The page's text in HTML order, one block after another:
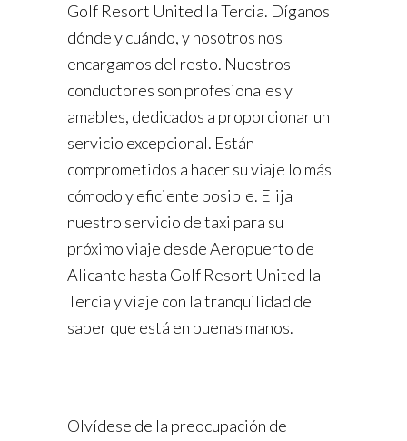
Golf Resort United la Tercia. Díganos
dónde y cuándo, y nosotros nos
encargamos del resto. Nuestros
conductores son profesionales y
amables, dedicados a proporcionar un
servicio excepcional. Están
comprometidos a hacer su viaje lo más
cómodo y eficiente posible. Elija
nuestro servicio de taxi para su
próximo viaje desde Aeropuerto de
Alicante hasta Golf Resort United la
Tercia y viaje con la tranquilidad de
saber que está en buenas manos.
Olvídese de la preocupación de